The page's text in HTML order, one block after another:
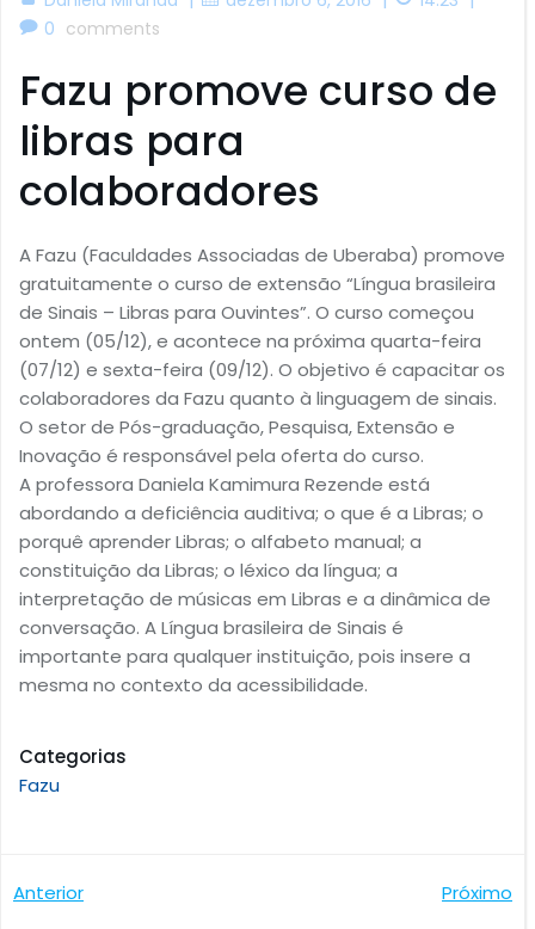
0 comments
Fazu promove curso de
libras para
colaboradores
A Fazu (Faculdades Associadas de Uberaba) promove
gratuitamente o curso de extensão “Língua brasileira
de Sinais – Libras para Ouvintes”. O curso começou
ontem (05/12), e acontece na próxima quarta-feira
(07/12) e sexta-feira (09/12). O objetivo é capacitar os
colaboradores da Fazu quanto à linguagem de sinais.
O setor de Pós-graduação, Pesquisa, Extensão e
Inovação é responsável pela oferta do curso.
A professora Daniela Kamimura Rezende está
abordando a deficiência auditiva; o que é a Libras; o
porquê aprender Libras; o alfabeto manual; a
constituição da Libras; o léxico da língua; a
interpretação de músicas em Libras e a dinâmica de
conversação. A Língua brasileira de Sinais é
importante para qualquer instituição, pois insere a
mesma no contexto da acessibilidade.
Categorias
Fazu
Navegação
Anterior Próximo